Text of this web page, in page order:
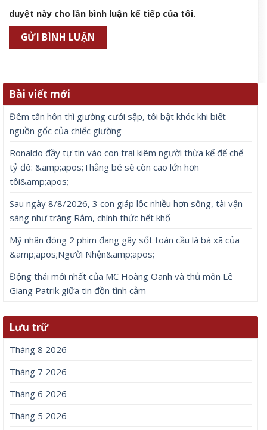
duyệt này cho lần bình luận kế tiếp của tôi.
Bài viết mới
Đêm tân hôn thì giường cưới sập, tôi bật khóc khi biết
nguồn gốc của chiếc giường
Ronaldo đầy tự tin vào con trai kiêm người thừa kế đế chế
tỷ đô: &amp;apos;Thằng bé sẽ còn cao lớn hơn
tôi&amp;apos;
Sau ngày 8/8/2026, 3 con giáp lộc nhiều hơn sông, tài vận
sáng như trăng Rằm, chính thức hết khổ
Mỹ nhân đóng 2 phim đang gây sốt toàn cầu là bà xã của
&amp;apos;Người Nhện&amp;apos;
Động thái mới nhất của MC Hoàng Oanh và thủ môn Lê
Giang Patrik giữa tin đồn tình cảm
Lưu trữ
Tháng 8 2026
Tháng 7 2026
Tháng 6 2026
Tháng 5 2026